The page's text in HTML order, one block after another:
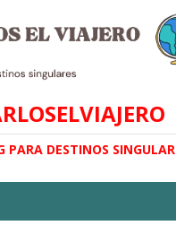
PARA DESTINOS